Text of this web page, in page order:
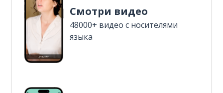
Смотри видео
48000+ видео с носителями
языка